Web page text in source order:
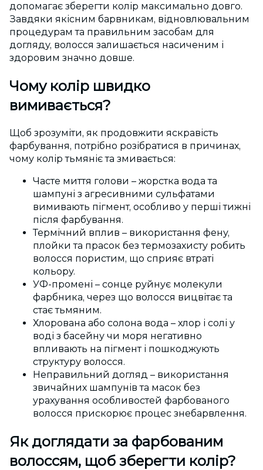
допомагає зберегти колір максимально довго.
Завдяки якісним барвникам, відновлювальним
процедурам та правильним засобам для
догляду, волосся залишається насиченим і
здоровим значно довше.
Чому колір швидко
вимивається?
Щоб зрозуміти, як продовжити яскравість
фарбування, потрібно розібратися в причинах,
чому колір тьмяніє та змивається:
Часте миття голови – жорстка вода та
шампуні з агресивними сульфатами
вимивають пігмент, особливо у перші тижні
після фарбування.
Термічний вплив – використання фену,
плойки та прасок без термозахисту робить
волосся пористим, що сприяє втраті
кольору.
УФ-промені – сонце руйнує молекули
фарбника, через що волосся вицвітає та
стає тьмяним.
Хлорована або солона вода – хлор і солі у
воді з басейну чи моря негативно
впливають на пігмент і пошкоджують
структуру волосся.
Неправильний догляд – використання
звичайних шампунів та масок без
урахування особливостей фарбованого
волосся прискорює процес знебарвлення.
Як доглядати за фарбованим
волоссям, щоб зберегти колір?